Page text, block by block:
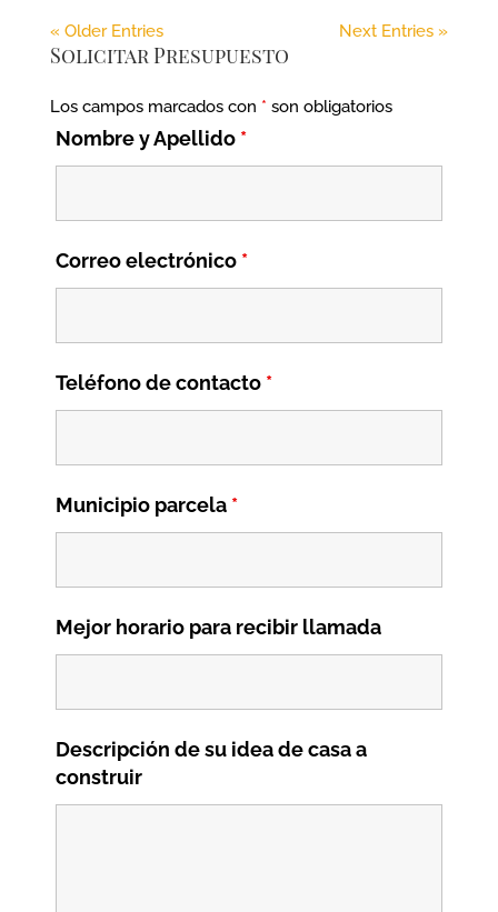
« Older Entries Next Entries »
Solicitar Presupuesto
Los campos marcados con * son obligatorios
Nombre y Apellido *
Correo electrónico *
Teléfono de contacto *
Municipio parcela *
Mejor horario para recibir llamada
Descripción de su idea de casa a
construir